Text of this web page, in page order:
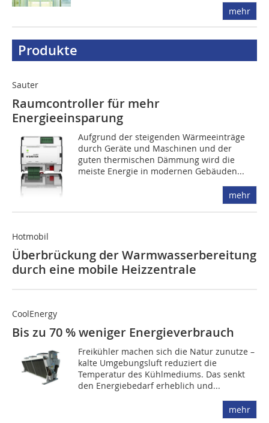
mehr
Produkte
Sauter
Raumcontroller für mehr
Energieeinsparung
Aufgrund der steigenden Wärmeeinträge
durch Geräte und Maschinen und der
guten thermischen Dämmung wird die
meiste Energie in modernen Gebäuden...
mehr
Hotmobil
Überbrückung der Warmwasserbereitung
durch eine mobile Heizzentrale
CoolEnergy
Bis zu 70 % weniger Energieverbrauch
Freikühler machen sich die Natur zunutze –
kalte Umgebungsluft reduziert die
Temperatur des Kühlmediums. Das senkt
den Energiebedarf erheblich und...
mehr